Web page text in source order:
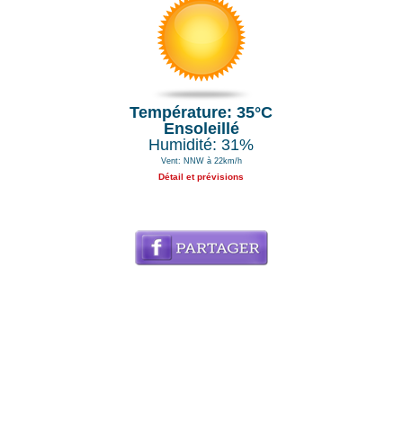
Température: 35°C
Ensoleillé
Humidité: 31%
Vent: NNW à 22km/h
Détail et prévisions